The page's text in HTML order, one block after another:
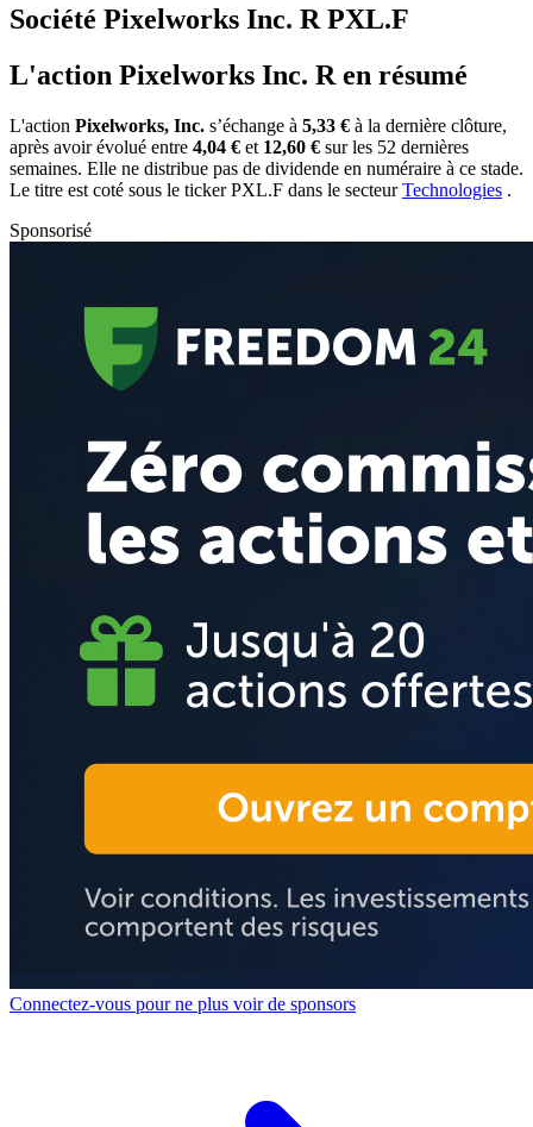
Société Pixelworks Inc. R PXL.F
L'action Pixelworks Inc. R en résumé
L'action Pixelworks, Inc. s’échange à 5,33 € à la dernière clôture,
après avoir évolué entre 4,04 € et 12,60 € sur les 52 dernières
semaines. Elle ne distribue pas de dividende en numéraire à ce stade.
Le titre est coté sous le tickerPXL.F dans le secteurTechnologies .
Sponsorisé
Connectez-vous pour ne plus voir de sponsors